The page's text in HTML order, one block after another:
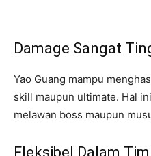
Damage Sangat
Yao Guang mampu
skill maupun ultimate. Hal
melawan boss maupun
Fleksibel Dalam Tim